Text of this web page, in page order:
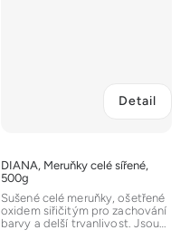
DIANA, Meruňky celé sířené,
500g
Detail
Sušené celé meruňky, ošetřené
oxidem siřičitým pro zachování
barvy a delší trvanlivost. Jsou